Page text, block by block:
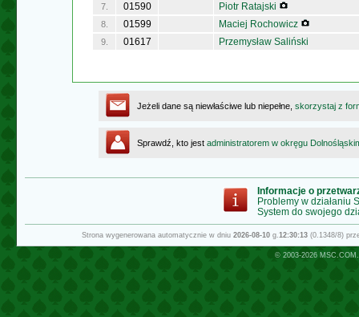
7. 01590 Piotr Ratajski
8. 01599 Maciej Rochowicz
9. 01617 Przemysław Saliński
Jeżeli dane są niewłaściwe lub niepełne, skorzystaj z
Sprawdź, kto jest administratorem w okręgu
Informacje o
Problemy w działaniu
System do swojego
Strona wygenerowana automatycznie w dniu 2026-08-10g.12:30:13(0.1348/8)
© 2003-2026